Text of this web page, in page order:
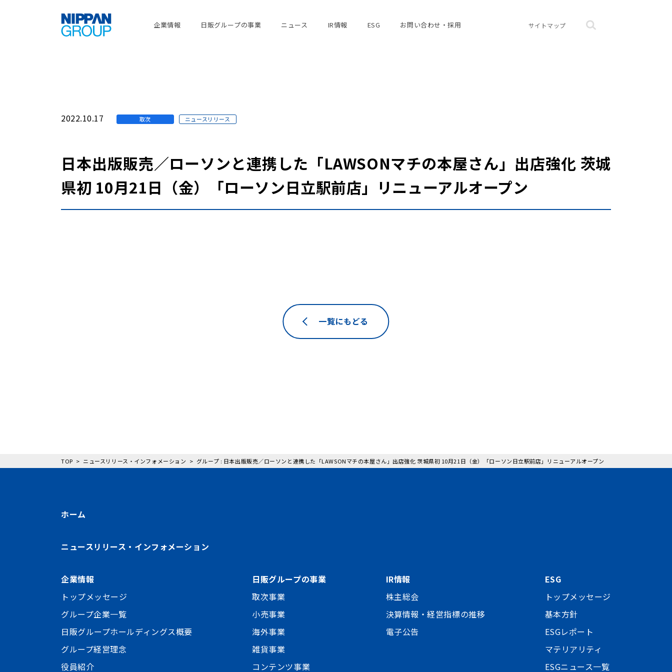
企業情報 日販グループの事業 ニュース IR情報 ESG お問い合わせ・採用 サイトマップ
2022.10.17 取次 ニュースリリース
日本出版販売／ローソンと連携した「LAWSONマチの本屋さん」出店強化 茨城
県初 10月21日（金）「ローソン日立駅前店」リニューアルオープン
一覧にもどる
TOP ニュースリリース・インフォメーション グループ : 日本出版販売／ローソンと連携した「LAWSONマチの本屋さん」出店強化 茨城県初 10月21日（金）「ローソン日立駅前店」リニューアルオープン
ホーム
ニュースリリース・インフォメーション
企業情報
トップメッセージ
グループ企業一覧
日販グループホールディングス概要
グループ経営理念
役員紹介
日販グループの事業
取次事業
小売事業
海外事業
雑貨事業
コンテンツ事業
IR情報
株主総会
決算情報・経営指標の推移
電子公告
ESG
トップメッセージ
基本方針
ESGレポート
マテリアリティ
ESGニュース一覧